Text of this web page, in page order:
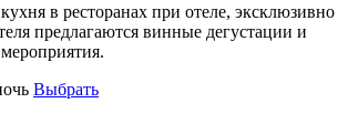
в ресторанах при отеле, эксклюзивно
предлагаются винные дегустации и
Выбрать